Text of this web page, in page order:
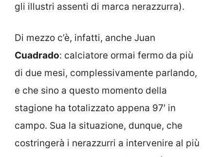
gli illustri assenti di marca nerazzurra).
Di mezzo c’è, infatti, anche Juan
Cuadrado: calciatore ormai fermo da più
di due mesi, complessivamente parlando,
e che sino a questo momento della
stagione ha totalizzato appena 97′ in
campo. Sua la situazione, dunque, che
costringerà i nerazzurri a intervenire al più